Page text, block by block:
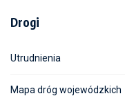
Drogi
Utrudnienia
Mapa dróg wojewódzkich